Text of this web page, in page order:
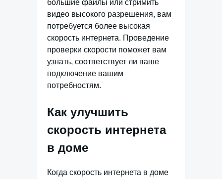
большие файлы или стримить
видео высокого разрешения, вам
потребуется более высокая
скорость интернета. Проведение
проверки скорости поможет вам
узнать, соответствует ли ваше
подключение вашим
потребностям.
Как улучшить
скорость интернета
в доме
Когда скорость интернета в доме